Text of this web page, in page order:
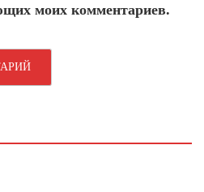
моих комментариев.